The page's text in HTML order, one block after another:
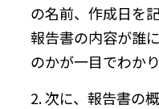
の名前、作成日を
報告書の内容が誰
のかが一目でわかり
2. 次に、報告書の